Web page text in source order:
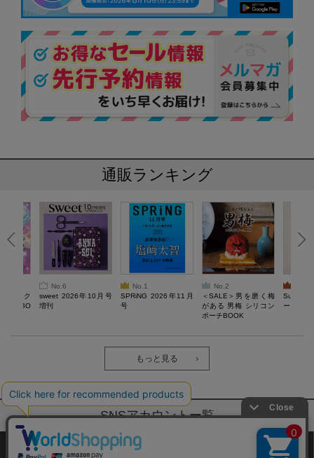
通販ランキング
るスク
ぷにBO
No.6
sweet 2026年10月号
増刊
No.1
SPRiNG 2026年11月
号
No.2
＜SALE＞男を磨く梅
がある 男梅 シリコン
ポーチBOOK
ーツチャ
もっと見る
SNSアカウントー覧
サイトマップ